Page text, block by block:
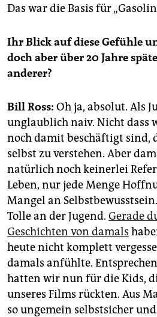
Das war die Basis für
Ihr Blick auf diese Gefühle
doch aber über 20 Jahre
anderer?
Bill Ross: Oh ja, absolut. Als
unglaublich naiv. Nicht dass
noch damit beschäftigt sind,
selbst zu verstehen. Aber
natürlich noch keinerlei
Leben, nur jede Menge
Mangel an
Tolle an der Jugend. Gerade
Geschichten von damals
heute nicht komplett
damals anfühlte.
hatten wir nun für die Kids,
unseres Films rückten. Aus
so ungemein selbstsicher